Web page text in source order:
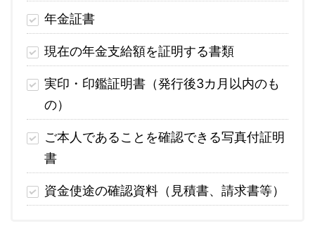
年金証書
現在の年金支給額を証明する書類
実印・印鑑証明書（発行後3カ月以内のも
の）
ご本人であることを確認できる写真付証明
書
資金使途の確認資料（見積書、請求書等）